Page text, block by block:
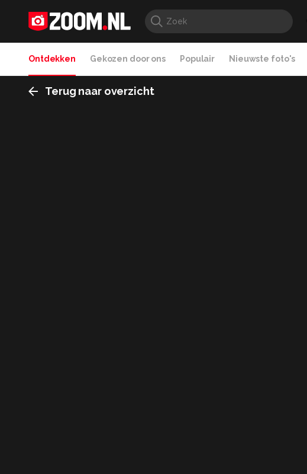
Ontdekken Gekozen door ons Populair Nieuwste foto's
Terug naar overzicht